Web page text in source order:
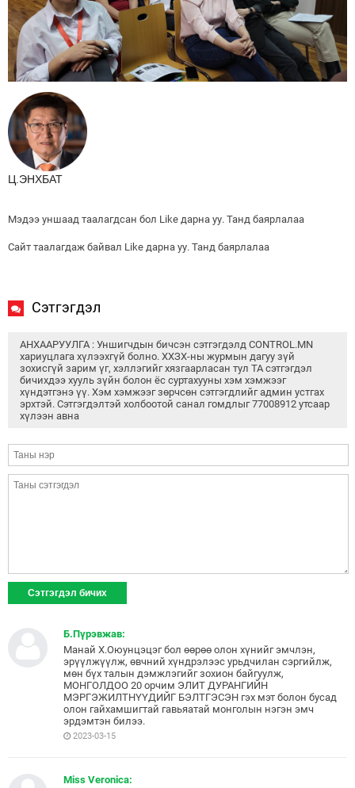
Ц.ЭНХБАТ
Мэдээ уншаад таалагдсан бол Like дарна уу. Танд баярлалаа
Сайт таалагдаж байвал Like дарна уу. Танд баярлалаа
Сэтгэгдэл
АНХААРУУЛГА : Уншигчдын бичсэн сэтгэгдэлд CONTROL.MN
хариуцлага хүлээхгүй болно. ХХЗХ-ны журмын дагуу зүй
зохисгүй зарим үг, хэллэгийг хязгаарласан тул ТА сэтгэгдэл
бичихдээ хууль зүйн болон ёс суртахууны хэм хэмжээг
хүндэтгэнэ үү. Хэм хэмжээг зөрчсөн сэтгэгдлийг админ устгах
эрхтэй. Сэтгэгдэлтэй холбоотой санал гомдлыг 77008912 утсаар
хүлээн авна
Б.Пүрэвжав:
Манай Х.Оюунцэцэг бол өөрөө олон хүнийг эмчлэн,
эрүүлжүүлж, өвчний хүндрэлээс урьдчилан сэргийлж,
мөн бүх талын дэмжлэгийг зохион байгуулж,
МОНГОЛДОО 20 орчим ЭЛИТ ДУРАНГИЙН
МЭРГЭЖИЛТНҮҮДИЙГ БЭЛТГЭСЭН гэх мэт болон бусад
олон гайхамшигтай гавьяатай монголын нэгэн эмч
эрдэмтэн билээ.
2023-03-15
Miss Veronica: